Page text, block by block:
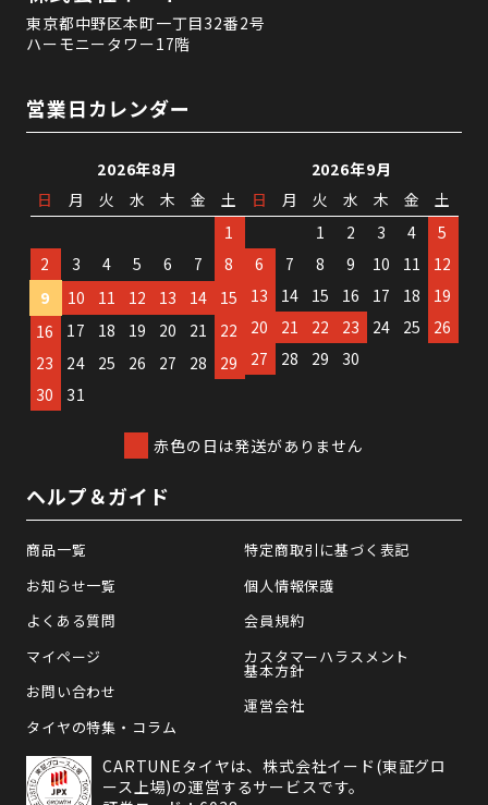
東京都中野区本町一丁目32番2号
ハーモニータワー17階
営業日カレンダー
2026年8月
日
月 火 水 木 金
土
1
2
3 4 5 6 7
8
9
10 11 12 13 14
15
16
17 18 19 20 21
22
23
24 25 26 27 28
29
30
31
2026年9月
日
月 火 水 木 金
土
1
2 3 4
5
6
7 8 9 10 11
12
13
14 15 16 17 18
19
20
21 22 23 24 25
26
27
28 29 30
赤色の日は発送がありません
ヘルプ＆ガイド
商品一覧
お知らせ一覧
よくある質問
マイページ
お問い合わせ
タイヤの特集・コラム
特定商取引に基づく表記
個人情報保護
会員規約
カスタマーハラスメント
基本方針
運営会社
CARTUNEタイヤは、株式会社イード(東証グロ
ース上場)の運営するサービスです。